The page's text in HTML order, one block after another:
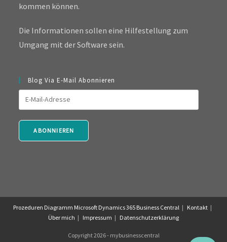
kommen können.
Die Informationen sollen eine Hilfestellung zum
Umgang mit der Software sein.
Blog Via E-Mail Abonnieren
Mail-
Adresse
ABONNIEREN
Prozeduren Diagramm Microsoft Dynamics 365 Business Central
Kontakt
Über mich
Impressum Datenschutzerklärung
Copyright 2026 - mybusinesscentral